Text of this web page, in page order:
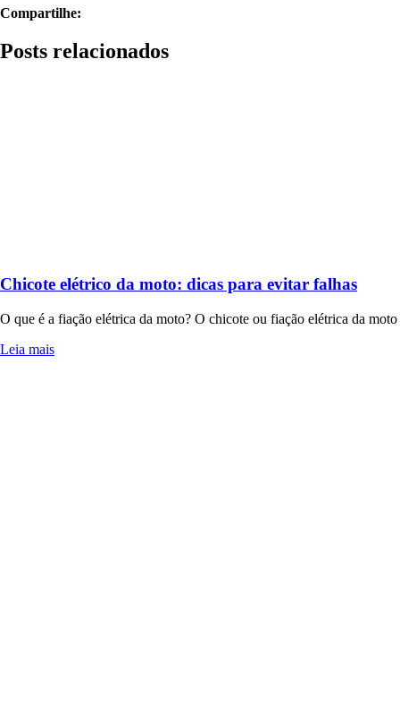
Compartilhe:
Posts relacionados
Chicote elétrico da moto: dicas para evitar falhas
O que é a fiação elétrica da moto? O chicote ou fiação elétrica da
Leia mais